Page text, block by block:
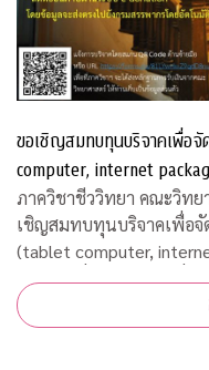
ขอเชิญสมทบทุนบริจาคเพื่อจั
computer, internet
ขาดแคลน
ภาควิชาชีววิทยา คณะวิท
เชิญสมทบทุนบริจาคเพื่อจั
(tablet computer,
ชีววิทยาที่ขาดแคลน เพื่อใช้เรียนออนไลน์ในวิถีปรกติใหม่ บริจาค
เข้ากองทุน "